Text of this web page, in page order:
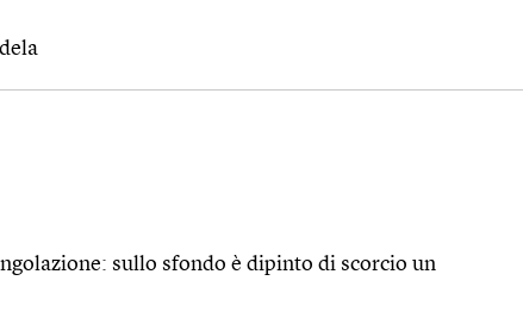
sullo sfondo è dipinto di scorcio un